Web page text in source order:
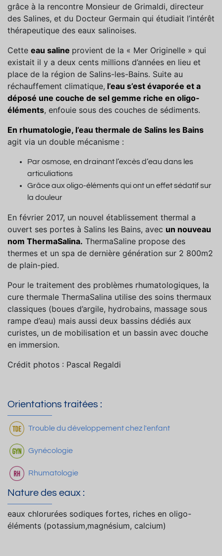
grâce à la rencontre Monsieur de Grimaldi, directeur
des Salines, et du Docteur Germain qui étudiait l’intérêt
thérapeutique des eaux salinoises.
Cette eau saline provient de la « Mer Originelle » qui
existait il y a deux cents millions d’années en lieu et
place de la région de Salins-les-Bains. Suite au
réchauffement climatique, l’eau s’est évaporée et a
déposé une couche de sel gemme riche en oligo-
éléments, enfouie sous des couches de sédiments.
En rhumatologie, l’eau thermale de Salins les Bains
agit via un double mécanisme :
Par osmose, en drainant l’excès d’eau dans les
articuliations
Grâce aux oligo-éléments qui ont un effet sédatif sur
la douleur
En février 2017, un nouvel établissement thermal a
ouvert ses portes à Salins les Bains, avec un nouveau
nom ThermaSalina. ThermaSaline propose des
thermes et un spa de dernière génération sur 2 800m2
de plain-pied.
Pour le traitement des problèmes rhumatologiques, la
cure thermale ThermaSalina utilise des soins thermaux
classiques (boues d’argile, hydrobains, massage sous
rampe d’eau) mais aussi deux bassins dédiés aux
curistes, un de mobilisation et un bassin avec douche
en immersion.
Crédit photos : Pascal Regaldi
Orientations traitées :
Trouble du développement chez l'enfant
Gynécologie
Rhumatologie
Nature des eaux :
eaux chlorurées sodiques fortes, riches en oligo-
éléments (potassium,magnésium, calcium)